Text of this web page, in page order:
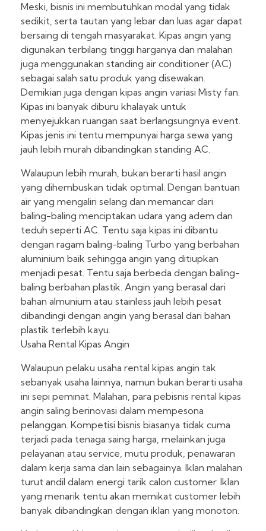
Meski, bisnis ini membutuhkan modal yang tidak
sedikit, serta tautan yang lebar dan luas agar dapat
bersaing di tengah masyarakat. Kipas angin yang
digunakan terbilang tinggi harganya dan malahan
juga menggunakan standing air conditioner (AC)
sebagai salah satu produk yang disewakan.
Demikian juga dengan kipas angin variasi Misty fan.
Kipas ini banyak diburu khalayak untuk
menyejukkan ruangan saat berlangsungnya event.
Kipas jenis ini tentu mempunyai harga sewa yang
jauh lebih murah dibandingkan standing AC.
Walaupun lebih murah, bukan berarti hasil angin
yang dihembuskan tidak optimal. Dengan bantuan
air yang mengaliri selang dan memancar dari
baling-baling menciptakan udara yang adem dan
teduh seperti AC. Tentu saja kipas ini dibantu
dengan ragam baling-baling Turbo yang berbahan
aluminium baik sehingga angin yang ditiupkan
menjadi pesat. Tentu saja berbeda dengan baling-
baling berbahan plastik. Angin yang berasal dari
bahan almunium atau stainless jauh lebih pesat
dibandingi dengan angin yang berasal dari bahan
plastik terlebih kayu.
Usaha Rental Kipas Angin
Walaupun pelaku usaha rental kipas angin tak
sebanyak usaha lainnya, namun bukan berarti usaha
ini sepi peminat. Malahan, para pebisnis rental kipas
angin saling berinovasi dalam mempesona
pelanggan. Kompetisi bisnis biasanya tidak cuma
terjadi pada tenaga saing harga, melainkan juga
pelayanan atau service, mutu produk, penawaran
dalam kerja sama dan lain sebagainya. Iklan malahan
turut andil dalam energi tarik calon customer. Iklan
yang menarik tentu akan memikat customer lebih
banyak dibandingkan dengan iklan yang monoton.